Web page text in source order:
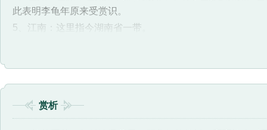
此表明李龟年原来受赏识。
5、江南：这里指今湖南省一带。
赏析